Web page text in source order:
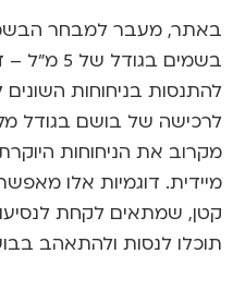
באתר, מעבר למבחר
בשמים בגודל של 5 מ"ל
–
להתנסות בניחוחות
לרכישה של בושם בגודל
מקרוב את הניחוחות
מיידית. דוגמיות אלו
קטן, שמתאים לקחת
תוכלו לנסות ולהתאהב